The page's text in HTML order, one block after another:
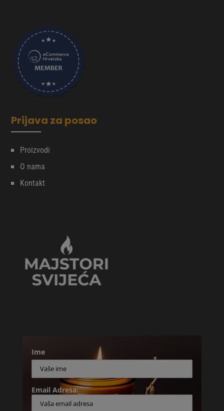
Prijava za posao
Proizvodi
O nama
Kontakt
Ime
Email Adresa: